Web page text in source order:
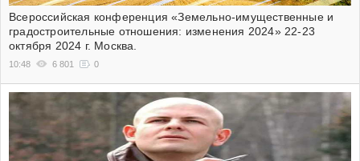
Всероссийская конференция «Земельно-имущественные и
градостроительные отношения: изменения 2024» 22-23
октября 2024 г. Москва.
10:48 6 801 0